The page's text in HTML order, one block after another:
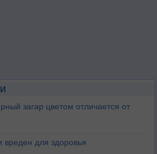
загар цветом отличается от
вреден для здоровья